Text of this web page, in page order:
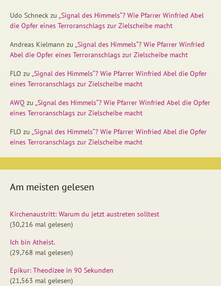
Udo Schneck zu „Signal des Himmels“? Wie Pfarrer Winfried Abel
die Opfer eines Terroranschlags zur Zielscheibe macht
Andreas Kielmann zu „Signal des Himmels“? Wie Pfarrer Winfried
Abel die Opfer eines Terroranschlags zur Zielscheibe macht
FLO zu „Signal des Himmels“? Wie Pfarrer Winfried Abel die Opfer
eines Terroranschlags zur Zielscheibe macht
AWQ zu „Signal des Himmels“? Wie Pfarrer Winfried Abel die Opfer
eines Terroranschlags zur Zielscheibe macht
FLO zu „Signal des Himmels“? Wie Pfarrer Winfried Abel die Opfer
eines Terroranschlags zur Zielscheibe macht
Am meisten gelesen
Kirchenaustritt: Warum du jetzt austreten solltest
(30,216 mal gelesen)
Ich bin Atheist.
(29,768 mal gelesen)
Epikur: Theodizee in 90 Sekunden
(21,563 mal gelesen)